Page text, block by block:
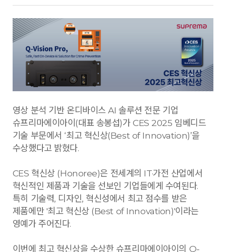
영상 분석 기반 온디바이스 AI 솔루션 전문 기업
슈프리마에이아이(대표 송봉섭)가 CES 2025 임베디드
기술 부문에서 ‘최고 혁신상(Best of Innovation)’을
수상했다고 밝혔다.
CES 혁신상 (Honoree)은 전세계의 IT·가전 산업에서
혁신적인 제품과 기술을 선보인 기업들에게 수여된다.
특히 기술력, 디자인, 혁신성에서 최고 점수를 받은
제품에만 '최고 혁신상 (Best of Innovation)'이라는
영예가 주어진다.
이번에 최고 혁신상을 수상한 슈프리마에이아이의 Q-